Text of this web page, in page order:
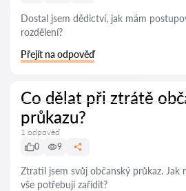
Dostal jsem dědictví, jak mám
rozdělení?
Přejít na odpověď
Co dělat při ztrátě
průkazu?
1 odpověď
0
9
Ztratil jsem svůj občanský průkaz. Jak
vše potřebuji zařídit?